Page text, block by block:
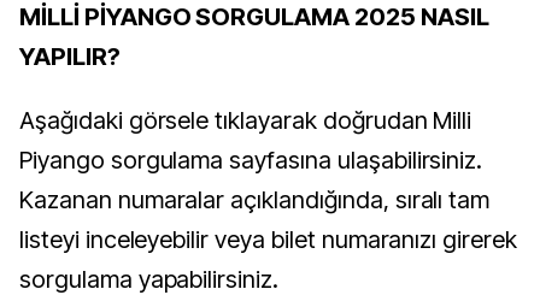
MİLLİ PİYANGO SORGULAMA 2025 NASIL
YAPILIR?
Aşağıdaki görsele tıklayarak doğrudan Milli
Piyango sorgulama sayfasına ulaşabilirsiniz.
Kazanan numaralar açıklandığında, sıralı tam
listeyi inceleyebilir veya bilet numaranızı girerek
sorgulama yapabilirsiniz.